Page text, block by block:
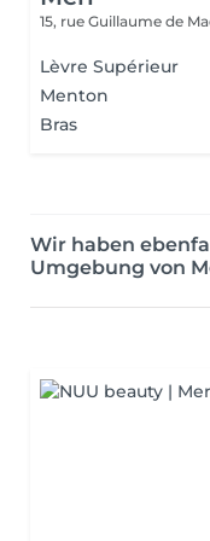
15, rue Guillaume de
Lèvre Supérieur
Menton
Bras
Wir haben
Umgebung von